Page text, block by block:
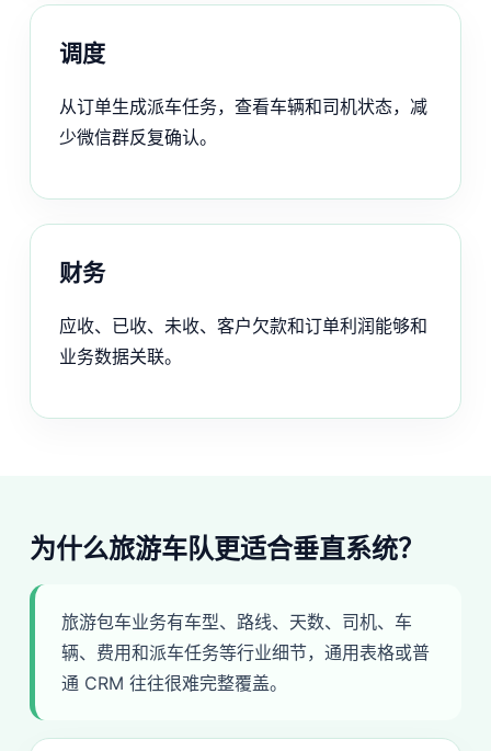
调度
从订单生成派车任务，查看车辆和司机状态，减
少微信群反复确认。
财务
应收、已收、未收、客户欠款和订单利润能够和
业务数据关联。
为什么旅游车队更适合垂直系统？
旅游包车业务有车型、路线、天数、司机、车
辆、费用和派车任务等行业细节，通用表格或普
通 CRM 往往很难完整覆盖。